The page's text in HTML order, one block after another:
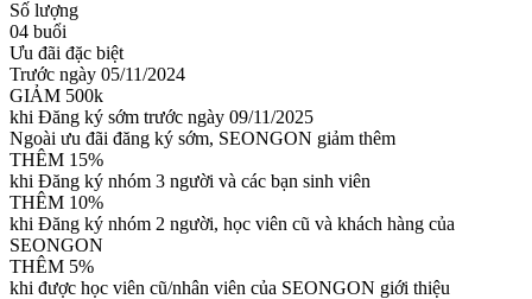
Số lượng
04 buổi
Ưu đãi đặc biệt
Trước ngày 05/11/2024
GIẢM 500k
khi Đăng ký sớm trước ngày 09/11/2025
Ngoài ưu đãi đăng ký sớm, SEONGON giảm thêm
THÊM 15%
khi Đăng ký nhóm 3 người và các bạn sinh viên
THÊM 10%
khi Đăng ký nhóm 2 người, học viên cũ và khách hàng của
SEONGON
THÊM 5%
khi được học viên cũ/nhân viên của SEONGON giới thiệu